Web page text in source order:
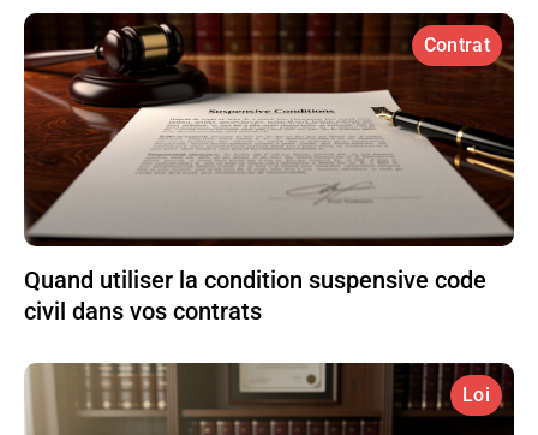
Contrat
Quand utiliser la condition suspensive code
civil dans vos contrats
Loi